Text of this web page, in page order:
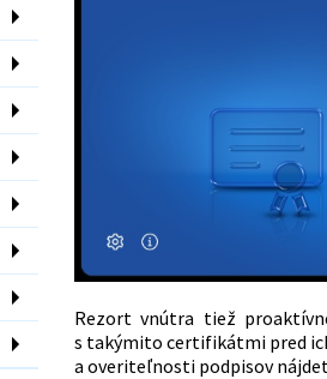
Rezort vnútra tiež
s takýmito certifikátmi pred
a overiteľnosti podpisov